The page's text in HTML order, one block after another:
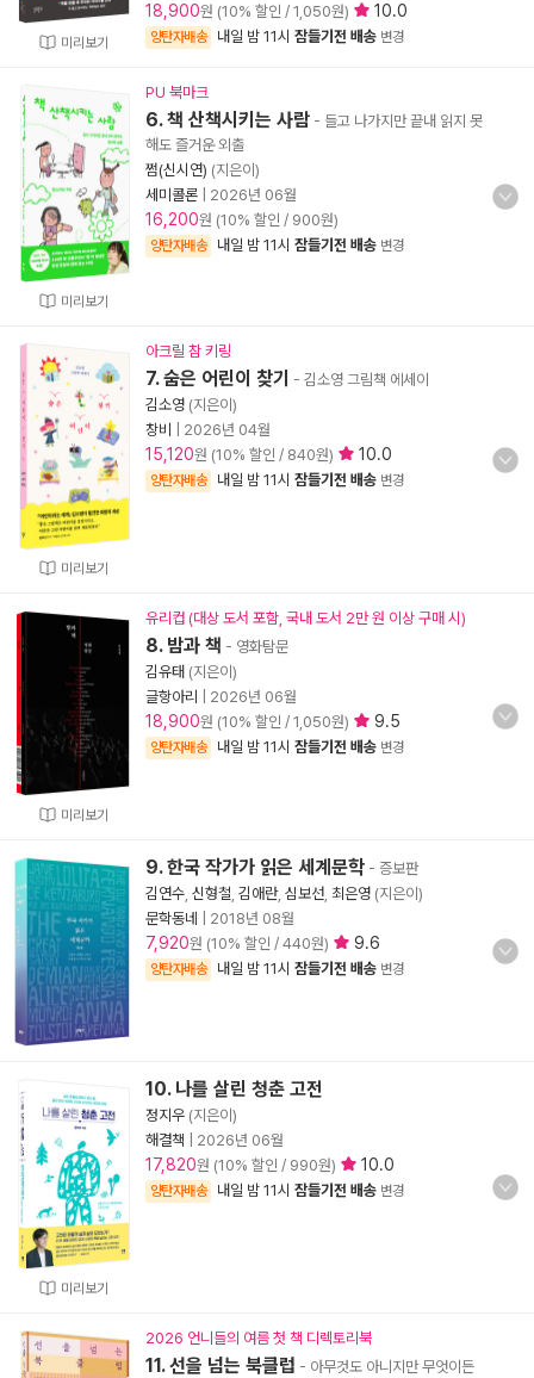
미리보기
18,900원 (10% 할인 / 1,050원) 10.0
양탄자배송 내일 밤 11시 잠들기전 배송 변경
미리보기
PU 북마크
6. 책 산책시키는 사람 - 들고 나가지만 끝내 읽지 못
해도 즐거운 외출
쩜(신시연) (지은이)
세미콜론
2026년 06월
16,200원 (10% 할인 / 900원)
양탄자배송 내일 밤 11시 잠들기전 배송 변경
미리보기
아크릴 참 키링
7. 숨은 어린이 찾기
- 김소영 그림책 에세이
김소영 (지은이)
창비
2026년 04월
15,120원 (10% 할인 / 840원) 10.0
양탄자배송 내일 밤 11시 잠들기전 배송 변경
미리보기
유리컵 (대상 도서 포함, 국내 도서 2만 원 이상 구매 시)
8. 밤과 책 - 영화탐문
김유태 (지은이)
글항아리
2026년 06월
18,900원 (10% 할인 / 1,050원) 9.5
양탄자배송 내일 밤 11시 잠들기전 배송 변경
9. 한국 작가가 읽은 세계문학 - 증보판
김연수 신형철 김애란, 심보선 최은영 (지은이)
문학동네
2018년 08월
7,920원 (10% 할인 / 440원) 9.6
양탄자배송 내일 밤 11시 잠들기전 배송 변경
미리보기
10. 나를 살린 청춘 고전
정지우 (지은이)
해결책
2026년 06월
17,820원 (10% 할인 / 990원) 10.0
양탄자배송 내일 밤 11시 잠들기전 배송 변경
2026 언니들의 여름 첫 책 디렉토리북
11. 선을 넘는 북클럽 - 아무것도 아니지만 무엇이든